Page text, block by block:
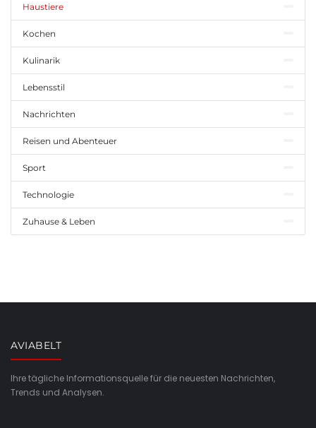
Haustiere
Kochen
Kulinarik
Lebensstil
Nachrichten
Reisen und Abenteuer
Sport
Technologie
Zuhause & Leben
AVIABELT
Ihre tägliche Informationsquelle für die neuesten Nachrichten,
Trends und Analysen.